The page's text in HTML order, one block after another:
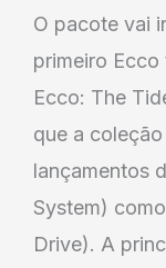
O pacote vai
primeiro Ecco
Ecco: The
que a
lançamentos
System)
Drive). A